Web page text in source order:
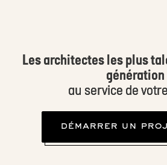
Les architectes les plus
génération
au service de
démarrer un